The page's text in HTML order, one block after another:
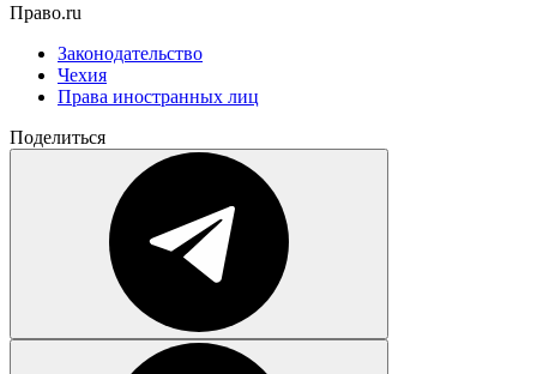
Право.ru
Законодательство
Чехия
Права иностранных лиц
Поделиться